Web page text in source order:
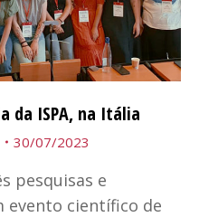
da ISPA, na Itália
30/07/2023
pesquisas e
evento científico de